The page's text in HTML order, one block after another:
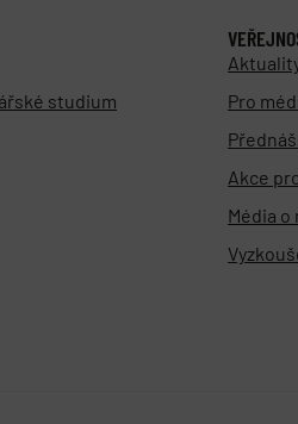
studium
Pro
Akce
Média o